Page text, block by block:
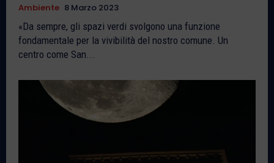
Ambiente 8 Marzo 2023
«Da sempre, gli spazi verdi svolgono una funzione
fondamentale per la vivibilità del nostro comune. Un
centro come San...